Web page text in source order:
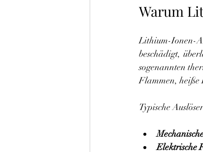
Warum
Lithium-Ionen-
beschädigt,
sogenannten
Flammen, heiße
Typische
Elektrische